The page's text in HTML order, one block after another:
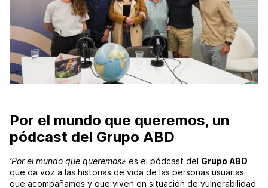
Por el mundo que queremos, un
pódcast del Grupo ABD
‘Por el mundo que queremos» es el pódcast del Grupo ABD
que da voz a las historias de vida de las personas usuarias
que acompañamos y que viven en situación de vulnerabilidad